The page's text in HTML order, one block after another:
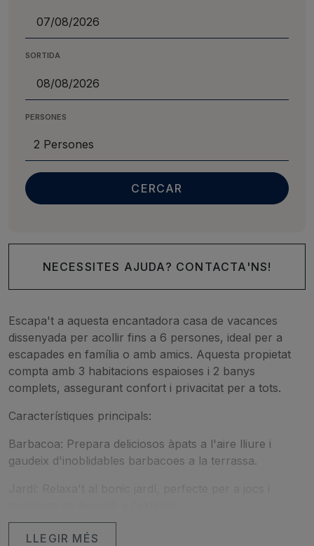
SORTIDA
PERSONES
NECESSITES AJUDA? CONTACTA'NS!
Escapa't a aquesta encantadora casa de vacances
dissenyada per acollir fins a 6 persones, ideal per a
escapades en família o amb amics. Aquesta propietat
compta amb 3 habitacions espaioses i 2 banys
complets, assegurant confort i privacitat per a tots.
Característiques principals:
Barbacoa: Prepara deliciosos àpats a l'aire lliure i
gaudeix d'inoblidables barbacoes a la terrassa.
Espectacular piscina exterior privada: Submergeix-te a
LLEGIR MÉS